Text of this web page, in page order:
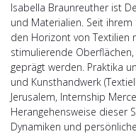
Isabella Braunreuther ist
und Materialien. Seit
den Horizont von Textilien
stimulierende
geprägt werden. Praktika
und Kunsthandwerk
Jerusalem, Internship
Herangehensweise dieser
Dynamiken und